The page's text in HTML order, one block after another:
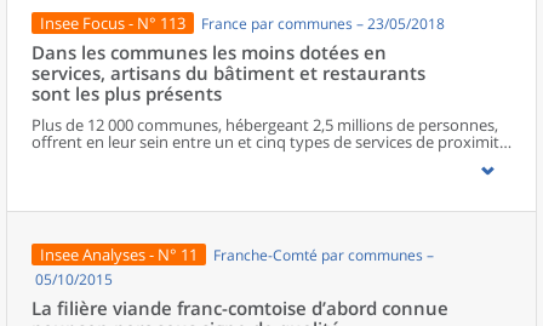
Insee Focus - N° 113 France par communes – 23/05/2018
Dans les communes les moins dotées en
services, artisans du bâtiment et restaurants
sont les plus présents
Plus de 12 000 communes, hébergeant 2,5 millions de personnes,
offrent en leur sein entre un et cinq types de services de proximité.
Dans ces communes, les artisans et les restaurants sont les plus
boulangeries ou les supérettes, n’apparaissent de façon
services de proximité. Quant aux services médicaux, ils sont situés
dans des communes bénéficiant d’un nombre d’équipements
encore plus large. Aux communes qui possèdent au moins un
possèdent aucun. Elles abritent 162 000 habitants.
Insee Analyses - N° 11
Franche-Comté par communes –
05/10/2015
La filière viande franc-comtoise d’abord connue